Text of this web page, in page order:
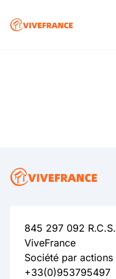
845 297 092
ViveFrance
Société par
+33(0)953795497